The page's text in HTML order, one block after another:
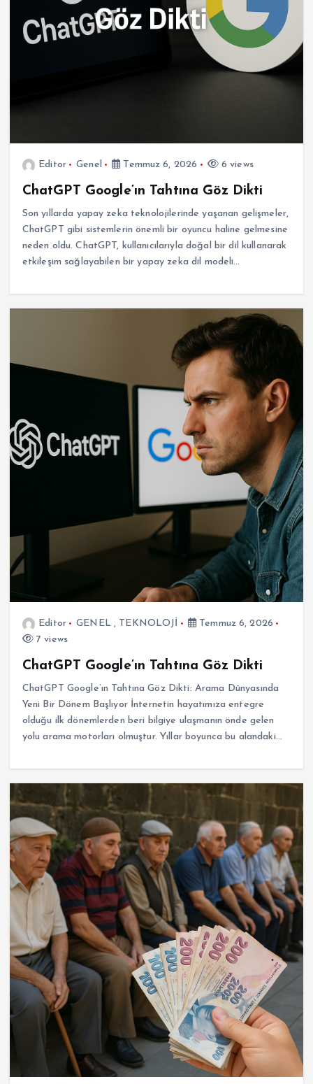
Editor Genel Temmuz 6, 2026 6 views
ChatGPT Google’ın Tahtına Göz Dikti
Son yıllarda yapay zeka teknolojilerinde yaşanan gelişmeler,
ChatGPT gibi sistemlerin önemli bir oyuncu haline gelmesine
neden oldu. ChatGPT, kullanıcılarıyla doğal bir dil kullanarak
etkileşim sağlayabilen bir yapay zeka dil modeli…
Editor GENEL, TEKNOLOJİ
Temmuz 6, 2026
7 views
ChatGPT Google’ın Tahtına Göz Dikti
ChatGPT Google’ın Tahtına Göz Dikti: Arama Dünyasında
Yeni Bir Dönem Başlıyor İnternetin hayatımıza entegre
olduğu ilk dönemlerden beri bilgiye ulaşmanın önde gelen
yolu arama motorları olmuştur. Yıllar boyunca bu alandaki…